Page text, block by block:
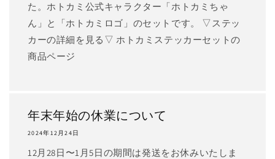
た。ホトカミ公式キャラクター「ホトカミちゃ
ん」と「ホトカミロゴ」のセットです。 ▽ステッ
カーの詳細を見る▽ ホトカミステッカーセットの
商品ページ
年末年始の休業について
2024年12月24日
12月28日〜1月5日の期間は発送をお休みいたしま